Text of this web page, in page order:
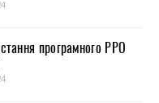
програмного РРО